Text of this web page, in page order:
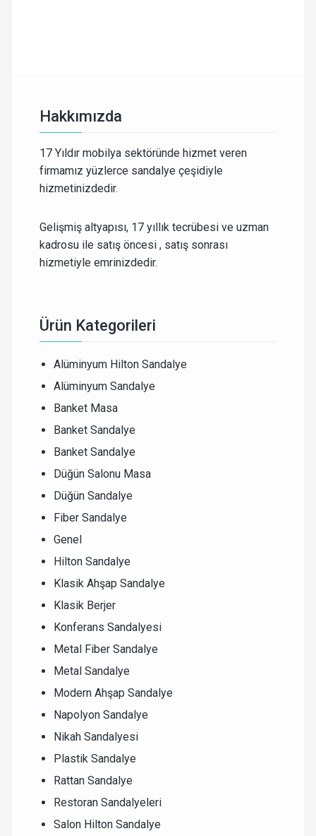
Hakkımızda
17 Yıldır mobilya sektöründe hizmet veren
firmamız yüzlerce sandalye çeşidiyle
hizmetinizdedir.
Gelişmiş altyapısı, 17 yıllık tecrübesi ve uzman
kadrosu ile satış öncesi , satış sonrası
hizmetiyle emrinizdedir.
Ürün Kategorileri
Alüminyum Hilton Sandalye
Alüminyum Sandalye
Banket Masa
Banket Sandalye
Banket Sandalye
Düğün Salonu Masa
Düğün Sandalye
Fiber Sandalye
Genel
Hilton Sandalye
Klasik Ahşap Sandalye
Klasik Berjer
Konferans Sandalyesi
Metal Fiber Sandalye
Metal Sandalye
Modern Ahşap Sandalye
Napolyon Sandalye
Nikah Sandalyesi
Plastik Sandalye
Rattan Sandalye
Restoran Sandalyeleri
Salon Hilton Sandalye